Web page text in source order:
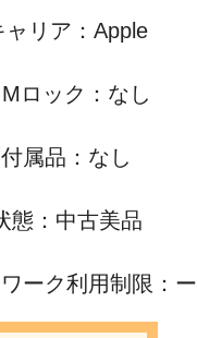
ャリア：Apple
ロック：なし
付属品：なし
態：中古美品
ーク利用制限：ー